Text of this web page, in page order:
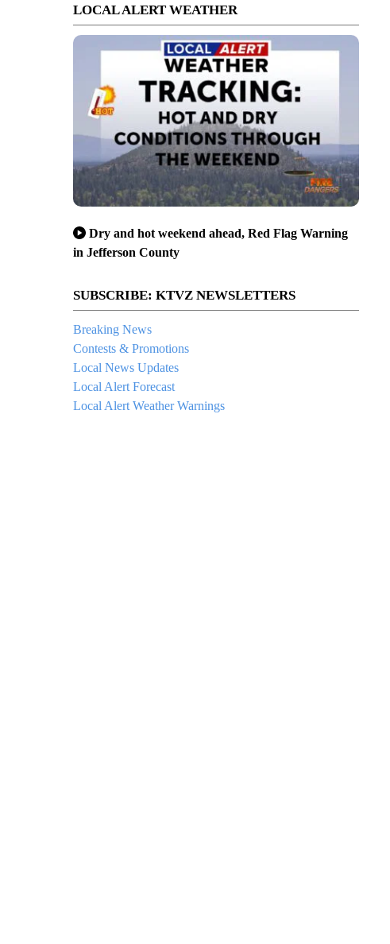
LOCAL ALERT WEATHER
Dry and hot weekend ahead, Red Flag Warning
in Jefferson County
SUBSCRIBE: KTVZ NEWSLETTERS
Breaking News
Contests & Promotions
Local News Updates
Local Alert Forecast
Local Alert Weather Warnings